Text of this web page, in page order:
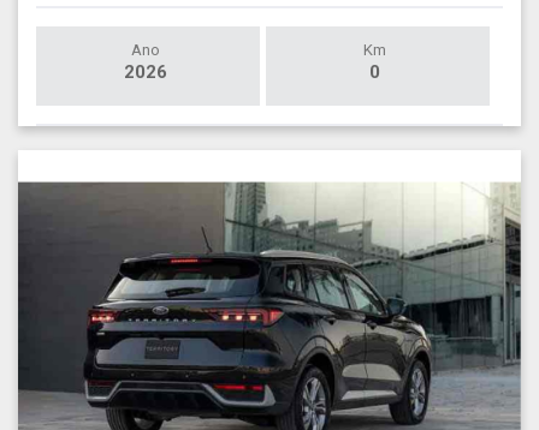
Ano
2026
Km
0